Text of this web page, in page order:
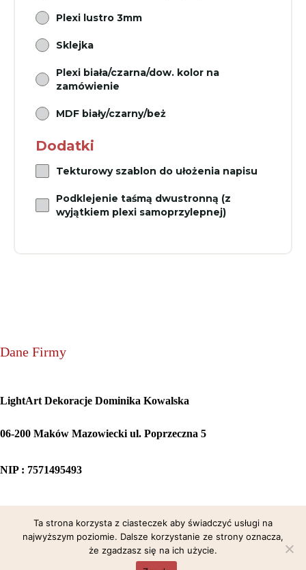
Plexi lustro 3mm
Sklejka
Plexi biała/czarna/dow. kolor na
zamówienie
MDF biały/czarny/beż
Dodatki
Tekturowy szablon do ułożenia napisu
Podklejenie taśmą dwustronną (z
wyjątkiem plexi samoprzylepnej)
Dane Firmy
LightArt Dekoracje Dominika Kowalska
06-200 Maków Mazowiecki ul. Poprzeczna 5
NIP : 7571495493
Pytania i Odpowiedzi
Polityka Prywatności
Ta strona korzysta z ciasteczek aby świadczyć usługi na
najwyższym poziomie. Dalsze korzystanie ze strony oznacza,
że zgadzasz się na ich użycie.